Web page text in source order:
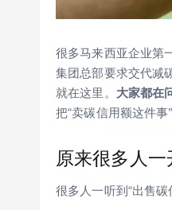
很多马来西亚企业第
集团总部要求交代减
就在这里。 大家都在
把“卖碳信用额这件事
原来很多人一
很多人一听到“出售